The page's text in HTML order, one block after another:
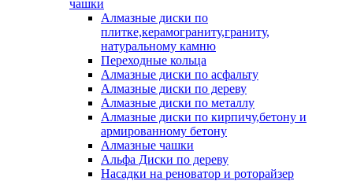
чашки
Алмазные диски по
плитке,керамограниту,граниту,
натуральному камню
Переходные кольца
Алмазные диски по асфальту
Алмазные диски по дереву
Алмазные диски по металлу
Алмазные диски по кирпичу,бетону и
армированному бетону
Алмазные чашки
Альфа Диски по дереву
Насадки на реноватор и роторайзер